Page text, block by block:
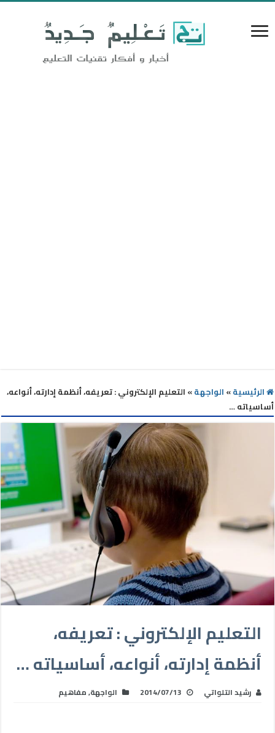
الرئيسية» الواجهة» التعليم الإلكتروني : تعريفه، أنظمة إدارته، أنواعه،
أساسياته …
التعليم الإلكتروني : تعريفه،
أنظمة إدارته، أنواعه، أساسياته …
رشيد التلواتي 2014/07/13 الواجهة,مفاهيم